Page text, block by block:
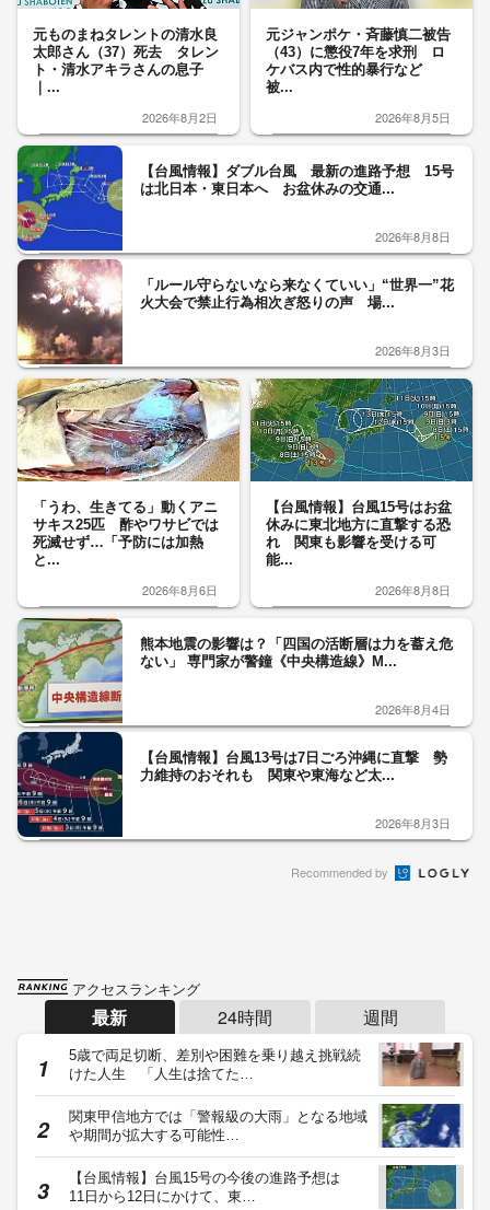
元ものまねタレントの清水良
太郎さん（37）死去 タレン
ト・清水アキラさんの息子
｜...
2026年8月2日
元ジャンポケ・斉藤慎二被告
（43）に懲役7年を求刑 ロ
ケバス内で性的暴行など
被...
2026年8月5日
【台風情報】ダブル台風 最新の進路予想 15号
は北日本・東日本へ お盆休みの交通...
2026年8月8日
「ルール守らないなら来なくていい」“世界一”花
火大会で禁止行為相次ぎ怒りの声 場...
2026年8月3日
「うわ、生きてる」動くアニ
サキス25匹 酢やワサビでは
死滅せず…「予防には加熱
と...
2026年8月6日
【台風情報】台風15号はお盆
休みに東北地方に直撃する恐
れ 関東も影響を受ける可
能...
2026年8月8日
熊本地震の影響は？「四国の活断層は力を蓄え危
ない」 専門家が警鐘《中央構造線》M...
2026年8月4日
【台風情報】台風13号は7日ごろ沖縄に直撃 勢
力維持のおそれも 関東や東海など太...
2026年8月3日
Recommended by
アクセスランキング
最新 24時間 週間
5歳で両足切断、差別や困難を乗り越え挑戦続
けた人生 「人生は捨てた…
関東甲信地方では「警報級の大雨」となる地域
や期間が拡大する可能性…
【台風情報】台風15号の今後の進路予想は
11日から12日にかけて、東…